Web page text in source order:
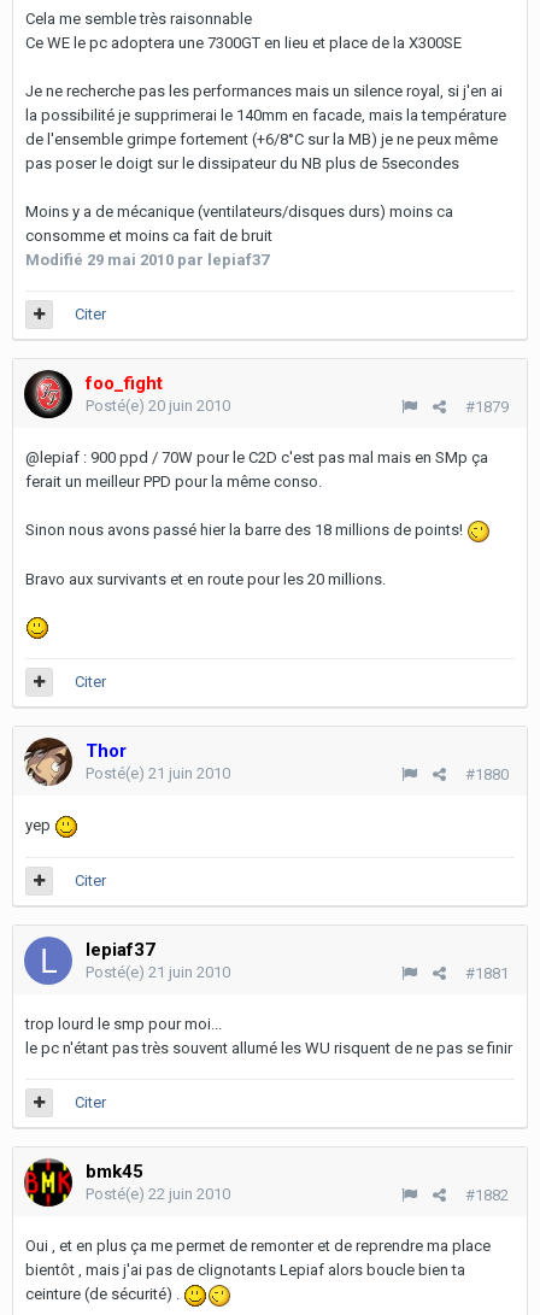
Cela me semble très raisonnable
Ce WE le pc adoptera une 7300GT en lieu et place de la X300SE
Je ne recherche pas les performances mais un silence royal, si j'en ai
la possibilité je supprimerai le 140mm en facade, mais la température
de l'ensemble grimpe fortement (+6/8°C sur la MB) je ne peux même
pas poser le doigt sur le dissipateur du NB plus de 5secondes
Moins y a de mécanique (ventilateurs/disques durs) moins ca
consomme et moins ca fait de bruit
Modifié 29 mai 2010 par lepiaf37
Citer
foo_fight
#1879
Posté(e) 20 juin 2010
@lepiaf : 900 ppd / 70W pour le C2D c'est pas mal mais en SMp ça
ferait un meilleur PPD pour la même conso.
Sinon nous avons passé hier la barre des 18 millions de points!
Bravo aux survivants et en route pour les 20 millions.
Citer
Thor
#1880
Posté(e) 21 juin 2010
yep
Citer
lepiaf37
#1881
Posté(e) 21 juin 2010
trop lourd le smp pour moi...
le pc n'étant pas très souvent allumé les WU risquent de ne pas se finir
Citer
bmk45
#1882
Posté(e) 22 juin 2010
Oui , et en plus ça me permet de remonter et de reprendre ma place
bientôt , mais j'ai pas de clignotants Lepiaf alors boucle bien ta
ceinture (de sécurité) .